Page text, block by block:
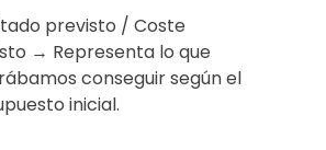
previsto / Coste
→ Representa lo que
conseguir según el
inicial.